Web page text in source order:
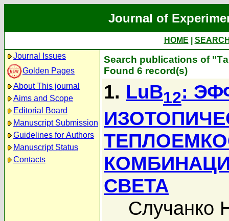
Journal of
HOME
Journal Issues
Golden Pages
About This journal
Aims and Scope
Editorial Board
Manuscript Submission
Guidelines for Authors
Manuscript Status
Contacts
Search publications of
Found 6 record(s)
1. LuB12:
СВЕТА
Случанко